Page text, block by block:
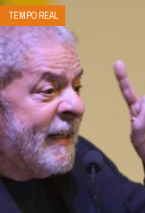
TEMPO REAL